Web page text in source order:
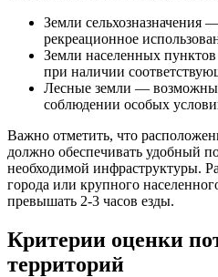
Земли сельхозназначения
рекреационное
Земли населенных
при наличии
Лесные земли —
соблюдении особых
Важно отметить, что
должно обеспечивать удобный
необходимой инфраструктуры.
города или крупного
превышать 2-3 часов езды.
Критерии оценки
территорий